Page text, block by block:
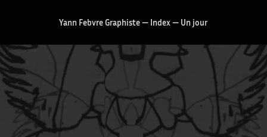
Yann Febvre Graphiste— Index— Un jour
Maison Salvan
Exposition Guilhem Roubichou
“Codetta”